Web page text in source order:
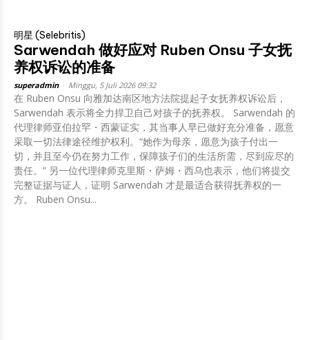
明星 (Selebritis)
Sarwendah 做好应对 Ruben Onsu 子女抚
养权诉讼的准备
superadmin Minggu, 5 Juli 2026 09:32
在 Ruben Onsu 向雅加达南区地方法院提起子女抚养权诉讼后，
Sarwendah 表示将全力捍卫自己对孩子的抚养权。 Sarwendah 的
代理律师亚伯拉罕・西蒙证实，其当事人早已做好充分准备，愿意
采取一切法律途径维护权利。“她作为母亲，愿意为孩子付出一
切，并且至今仍在努力工作，保障孩子们的生活所需，尽到应尽的
责任。” 另一位代理律师克里斯・萨姆・西乌也表示，他们将提交
完整证据与证人，证明 Sarwendah 才是最适合获得抚养权的一
方。 Ruben Onsu...